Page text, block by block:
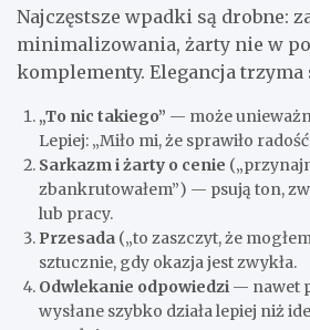
Najczęstsze wpadki są drobne:
minimalizowania, żarty nie w
komplementy. Elegancja trzyma
„To nic takiego” — może
Lepiej: „Miło mi, że sprawiło
Sarkazm i żarty o cenie
zbankrutowałem”) — psują ton,
lub pracy.
Przesada („to zaszczyt, że
sztucznie, gdy okazja jest zwykła.
Odwlekanie odpowiedzi — nawet
wysłane szybko działa lepiej niż